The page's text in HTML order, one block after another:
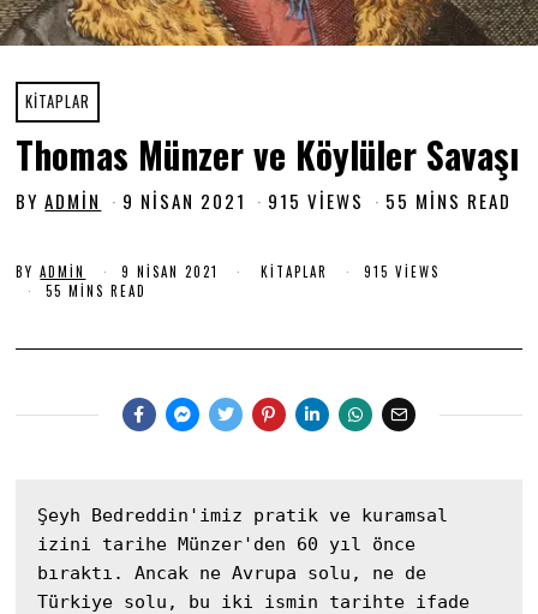
KITAPLAR
Thomas Münzer ve Köylüler Savaşı
BYADMIN 9 NISAN 2021 9
2
2
1
915 VIEWS 55 MINS READ
BYADMIN 9 NISAN 2021
0
2
1
KITAPLAR
915 VIEWS
55 MINS READ
Şeyh Bedreddin'imiz pratik ve kuramsal
izini tarihe Münzer'den 60 yıl önce
bıraktı. Ancak ne Avrupa solu, ne de
Türkiye solu, bu iki ismin tarihte ifade